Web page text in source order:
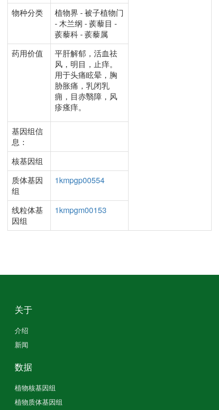
物种分类
植物界 - 被子植物门
- 木兰纲 - 蒺藜目 -
蒺藜科 - 蒺藜属
药用价值
平肝解郁，活血祛
风，明目，止痒。
用于头痛眩晕，胸
胁胀痛，乳闭乳
痈，目赤翳障，风
疹瘙痒。
基因组信
息：
核基因组
质体基因
组
1kmpgp00554
线粒体基
因组
1kmpgm00153
关于
介绍
新闻
数据
植物核基因组
植物质体基因组